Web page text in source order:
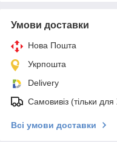
Умови доставки
Нова Пошта
Укрпошта
Delivery
Самовивіз (тільки
Всі умови доставки